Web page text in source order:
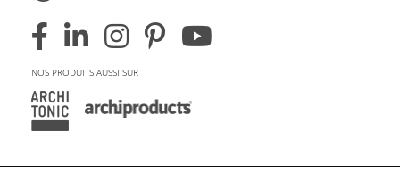
NOS PRODUITS AUSSI SUR